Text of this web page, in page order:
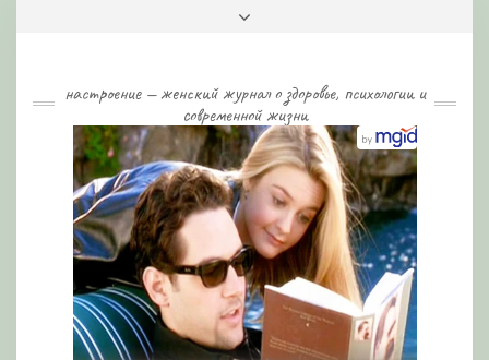
настроение — женский журнал о здоровье, психологии и
современной жизни